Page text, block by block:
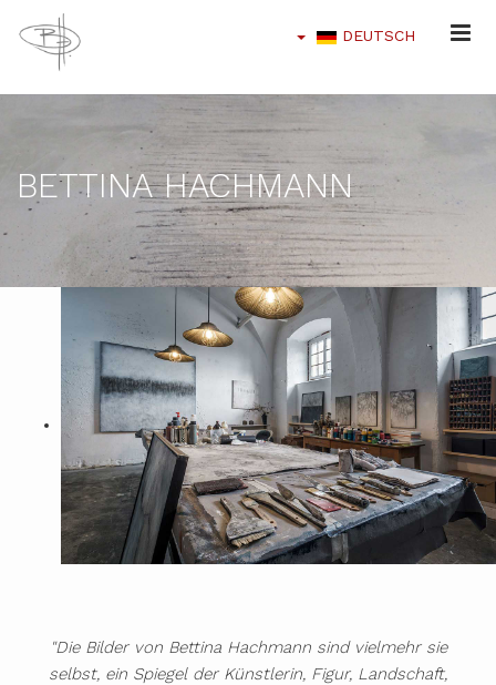
DEUTSCH
BETTINA HACHMANN
"Die Bilder von Bettina Hachmann sind vielmehr sie
selbst, ein Spiegel der Künstlerin, Figur, Landschaft,